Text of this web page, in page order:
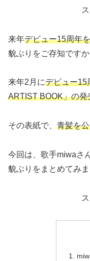
来年デビュー15周年
貌ぶりをご存知ですか
来年2月にデビュー15
ARTIST BOOK」の発
その表紙で、 青髪を
今回は、歌手miwaさ
貌ぶりをまとめてみま